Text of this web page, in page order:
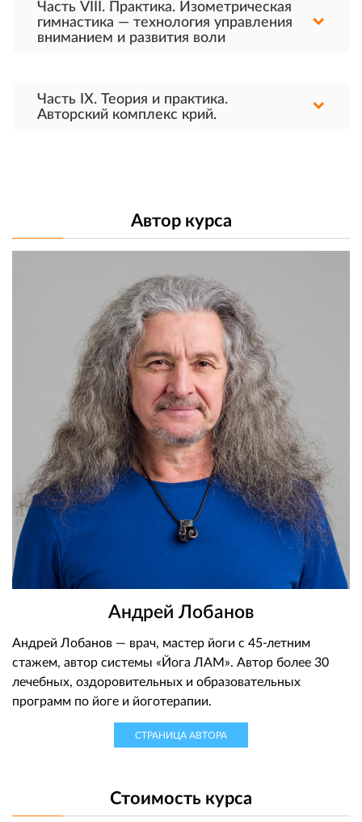
Часть VIII. Практика. Изометрическая
гимнастика — технология управления
вниманием и развития воли
Часть IX. Теория и практика.
Авторский комплекс крий.
Автор курса
Андрей Лобанов
Андрей Лобанов — врач, мастер йоги с 45-летним
стажем, автор системы «Йога ЛАМ». Автор более 30
лечебных, оздоровительных и образовательных
программ по йоге и йоготерапии.
СТРАНИЦА АВТОРА
Стоимость курса